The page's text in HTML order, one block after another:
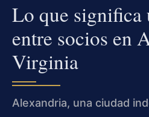
Lo que significa
entre socios en
Virginia
Alexandria, una ciudad